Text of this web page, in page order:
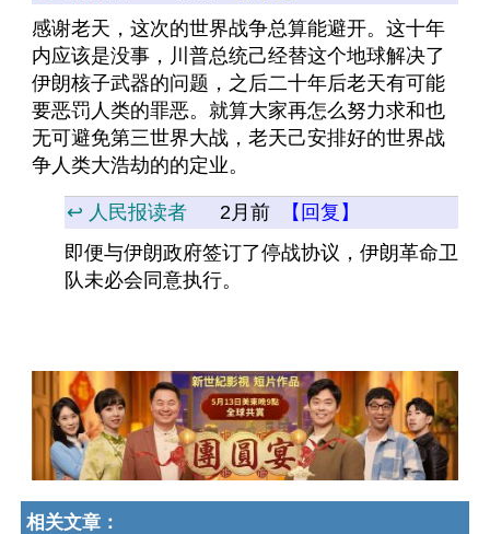
感谢老天，这次的世界战争总算能避开。这十年
内应该是没事，川普总统己经替这个地球解决了
伊朗核子武器的问题，之后二十年后老天有可能
要恶罚人类的罪恶。就算大家再怎么努力求和也
无可避免第三世界大战，老天己安排好的世界战
争人类大浩劫的的定业。
↩️ 人民报读者 2月前
【回复】
即便与伊朗政府签订了停战协议，伊朗革命卫
队未必会同意执行。
相关文章：